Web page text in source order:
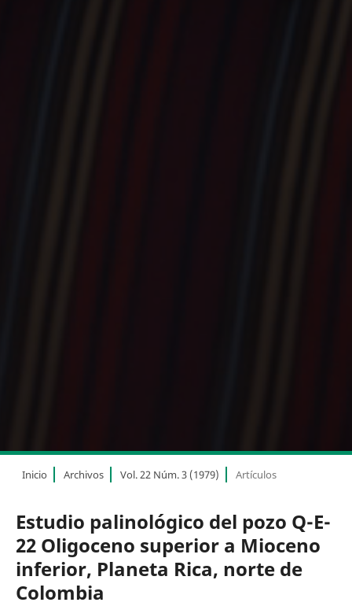
Inicio Archivos Vol. 22 Núm. 3 (1979) Artículos
Estudio palinológico del pozo Q-E-
22 Oligoceno superior a Mioceno
inferior, Planeta Rica, norte de
Colombia